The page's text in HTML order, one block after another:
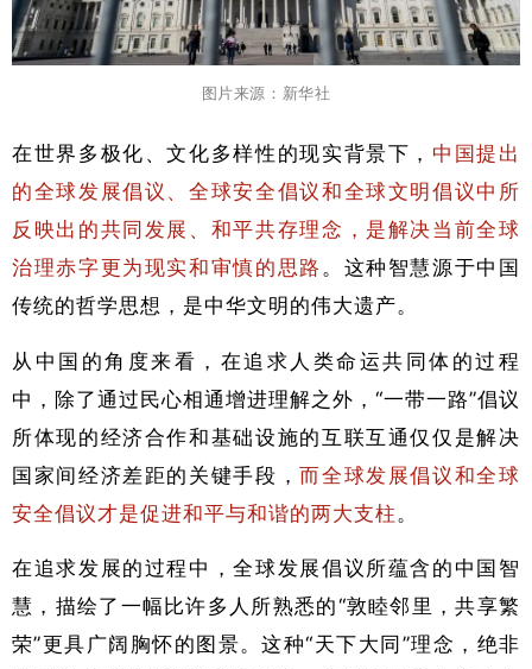
图片来源：新华社
在世界多极化、文化多样性的现实背景下， 中国提出
的全球发展倡议、全球安全倡议和全球文明倡议中所
反映出的共同发展、和平共存理念， 是解决当前全球
治理赤字更为现实和审慎的思路 。这种智慧源于中国
传统的哲学思想，是中华文明的伟大遗产。
从中国的角度来看，在追求人类命运共同体的过程
中，除了通过民心相通增进理解之外，“一带一路”倡议
所体现的经济合作和基础设施的互联互通仅仅是解决
国家间经济差距的关键手段，而全球发展倡议和全球
安全倡议才是促进和平与和谐的两大支柱 。
在追求发展的过程中，全球发展倡议所蕴含的中国智
慧，描绘了一幅比许多人所熟悉的“敦睦邻里，共享繁
荣”更具广阔胸怀的图景。这种“天下大同”理念，绝非